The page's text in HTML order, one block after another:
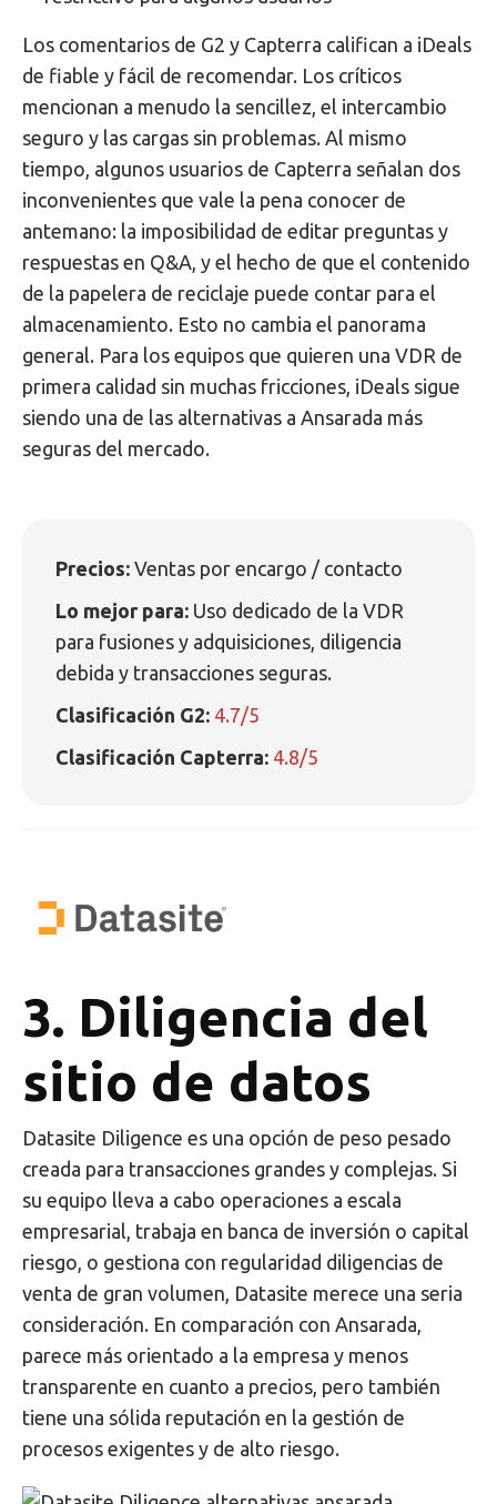
Los comentarios de G2 y Capterra califican a iDeals
de fiable y fácil de recomendar. Los críticos
mencionan a menudo la sencillez, el intercambio
seguro y las cargas sin problemas. Al mismo
tiempo, algunos usuarios de Capterra señalan dos
inconvenientes que vale la pena conocer de
antemano: la imposibilidad de editar preguntas y
respuestas en Q&A, y el hecho de que el contenido
de la papelera de reciclaje puede contar para el
almacenamiento. Esto no cambia el panorama
general. Para los equipos que quieren una VDR de
primera calidad sin muchas fricciones, iDeals sigue
siendo una de las alternativas a Ansarada más
seguras del mercado.
Precios: Ventas por encargo / contacto
Lo mejor para: Uso dedicado de la VDR
para fusiones y adquisiciones, diligencia
debida y transacciones seguras.
Clasificación G2: 4.7/5
Clasificación Capterra: 4.8/5
3. Diligencia del
sitio de datos
Datasite Diligence es una opción de peso pesado
creada para transacciones grandes y complejas. Si
su equipo lleva a cabo operaciones a escala
empresarial, trabaja en banca de inversión o capital
riesgo, o gestiona con regularidad diligencias de
venta de gran volumen, Datasite merece una seria
consideración. En comparación con Ansarada,
parece más orientado a la empresa y menos
transparente en cuanto a precios, pero también
tiene una sólida reputación en la gestión de
procesos exigentes y de alto riesgo.